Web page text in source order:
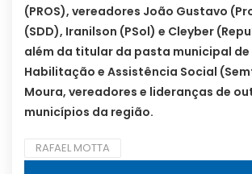
(PROS), vereadores João Gustavo
(SDD), Iranilson (PSol) e Cleyber
além da titular da pasta municipal de
Habilitação e Assistência Social
Moura, vereadores e lideranças de
municípios da região.
RAFAEL MOTTA